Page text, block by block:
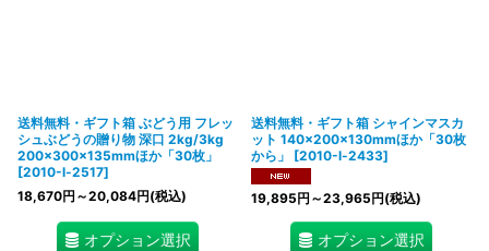
送料無料・ギフト箱 ぶどう用 フレッ
シュぶどうの贈り物 深口 2kg/3kg
200×300×135mmほか「30枚」
[2010-l-2517]
18,670円 ～20,084円(税込)
オプション選択
送料無料・ギフト箱 シャインマスカ
ット 140×200×130mmほか「30枚
から」
[2010-l-2433]
19,895円 ～23,965円(税込)
オプション選択